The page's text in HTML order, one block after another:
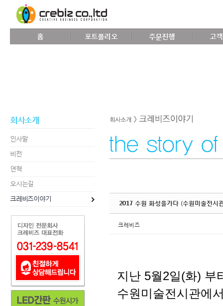
홈 포트폴리오 주문진행 고
회사소개
인사말
비전
연혁
오시는길
크레비즈이야기
2017 수원 화성을가다 (수원미술전시
크레비즈
지난 5월2일(화) 부
수원미술전시관에
Sketchbook5, 스케치북5
Sketchbook5, 스케치북5